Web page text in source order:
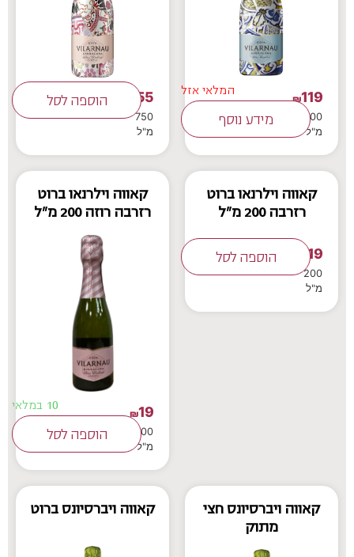
₪119
1500
מ"ל
המלאי אזל
מידע נוסף
55
750
מ"ל
הוספה לסל
קאווה וילרנאו ברוט
רזרבה 200 מ"ל
19
200
מ"ל
הוספה לסל
קאווה וילרנאו ברוט
רזרבה רוזה 200 מ"ל
₪19
200
מ"ל
10 במלאי
הוספה לסל
קאווה ויברסיונס חצי
מתוק
קאווה ויברסיונס ברוט